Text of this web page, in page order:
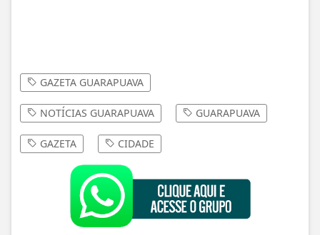
GAZETA GUARAPUAVA
NOTÍCIAS GUARAPUAVA GUARAPUAVA
GAZETA CIDADE